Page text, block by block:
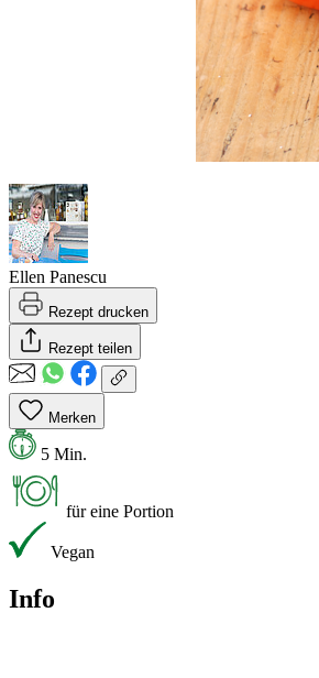
Ellen Panescu
Rezept drucken
Rezept teilen
Merken
5 Min.
für eine Portion
Vegan
Info